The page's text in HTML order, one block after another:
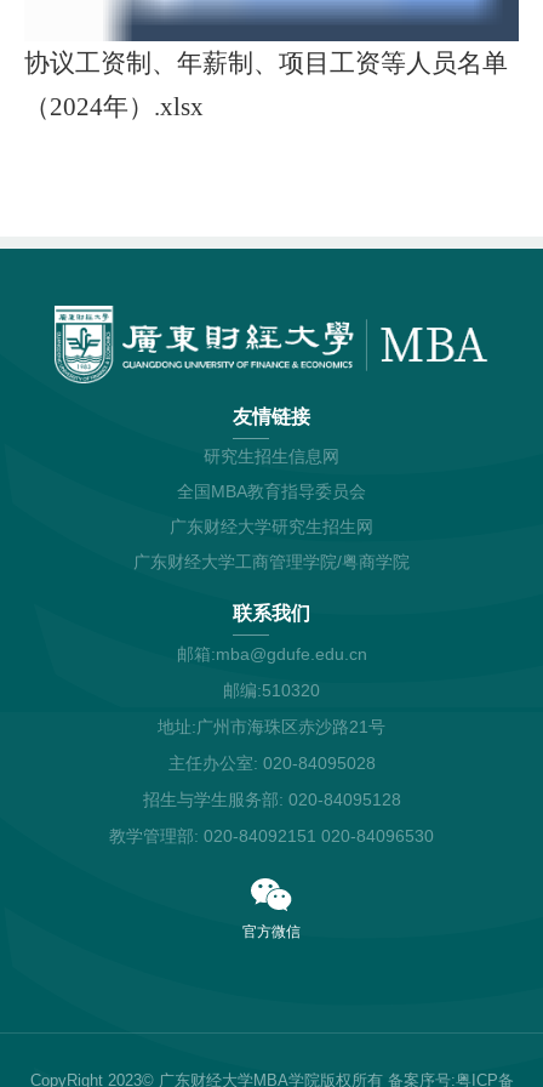
协议工资制、年薪制、项目工资等人员名单
（2024年）.xlsx
友情链接
研究生招生信息网
全国MBA教育指导委员会
广东财经大学研究生招生网
广东财经大学工商管理学院/粤商学院
联系我们
邮箱:mba@gdufe.edu.cn
邮编:510320
地址:广州市海珠区赤沙路21号
主任办公室: 020-84095028
招生与学生服务部: 020-84095128
教学管理部: 020-84092151 020-84096530
官方微信
CopyRight 2023© 广东财经大学MBA学院版权所有 备案序号:粤ICP备